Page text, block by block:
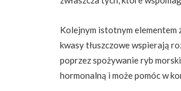
Kolejnym istotnym
kwasy tłuszczowe wspierają
poprzez spożywanie ryb
hormonalną i może pomóc w